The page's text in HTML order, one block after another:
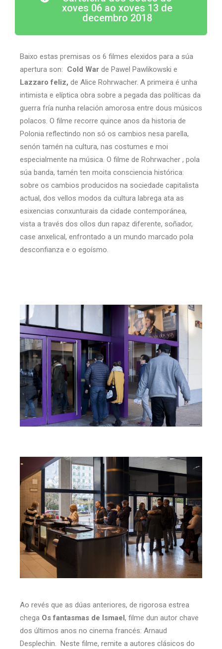
xoves 06 ao xoves 13 de
decembro 2018
Baixo estas premisas os 6 filmes elexidos para a súa
apertura son: Cold War de Pawel Pawlikowski e
Lazzaro feliz, de Alice Rohrwacher. A primeira é unha
intimista e elíptica obra sobre a pegada das políticas da
guerra fría nunha relación amorosa entre dous músicos
polacos. O filme recorre quince anos da historia de
Polonia reflectindo non só os cambios nesa parella,
senón tamén na cultura, nas costumes e moi
especialmente na música. O filme de Rohrwacher , pola
súa banda, tamén ten moita consciencia histórica:
sobre os cambios producidos na sociedade capitalista
actual, dos vellos modos da cultura labrega ata as
esixencias conxunturais da cidade contemporánea,
vista a través dos ollos dun rapaz diferente, soñador,
case anxelical, enfrontado a un mundo marcado pola
desconfianza e o egoísmo.
Ao revés que as dúas anteriores, de rigorosa estrea
chega Os fantasmas de Ismael, filme dun autor chave
dos últimos anos no cinema francés: Arnaud
Desplechin. Neste filme, remite a autores clásicos do